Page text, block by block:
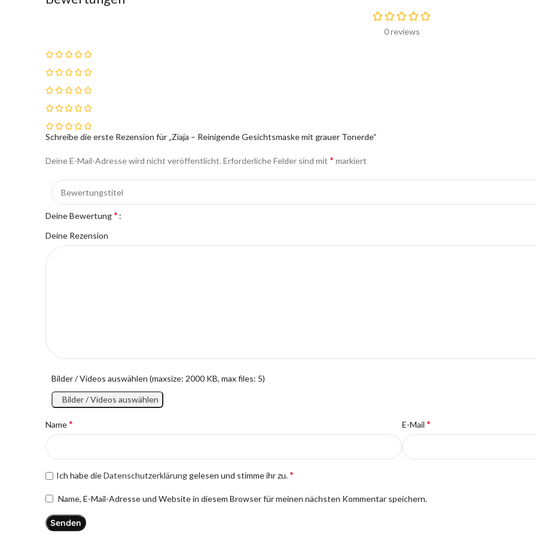
0 reviews
Schreibe die erste Rezension für „Ziaja – Reinigende Gesichtsmaske mit grauer Tonerde“
Deine E-Mail-Adresse wird nicht veröffentlicht. Erforderliche Felder sind mit * markiert
Deine Bewertung*
Deine Rezension
Bilder / Videos auswählen (maxsize: 2000 KB, max files: 5)
Bilder / Videos auswählen
Name* E-Mail *
Ich habe dieDatenschutzerklärunggelesen und stimme ihr zu.*
Name, E-Mail-Adresse und Website in diesem Browser für meinen nächsten Kommentar speichern.